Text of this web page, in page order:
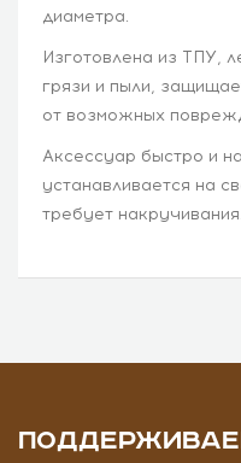
диаметра.
Изготовлена из ТПУ,
грязи и пыли,
от возможных
Аксессуар быстро и
устанавливается на
требует накручивания.